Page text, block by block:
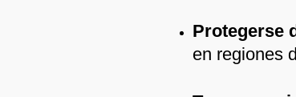
Protegerse
en regiones